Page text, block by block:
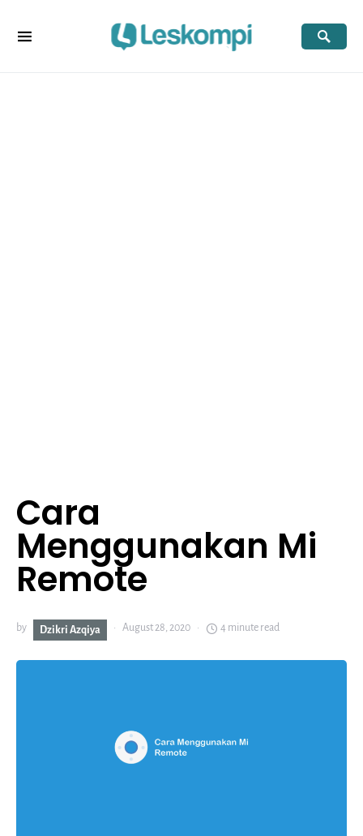
Cara
Menggunakan Mi
Remote
by Dzikri Azqiya August 28, 2020 4 minute read